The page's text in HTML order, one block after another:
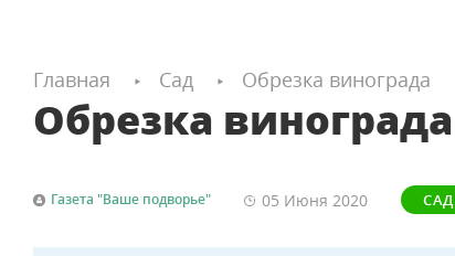
Главная Сад Обрезка винограда
Обрезка винограда
Газета "Ваше подворье" 05 Июня 2020 САД